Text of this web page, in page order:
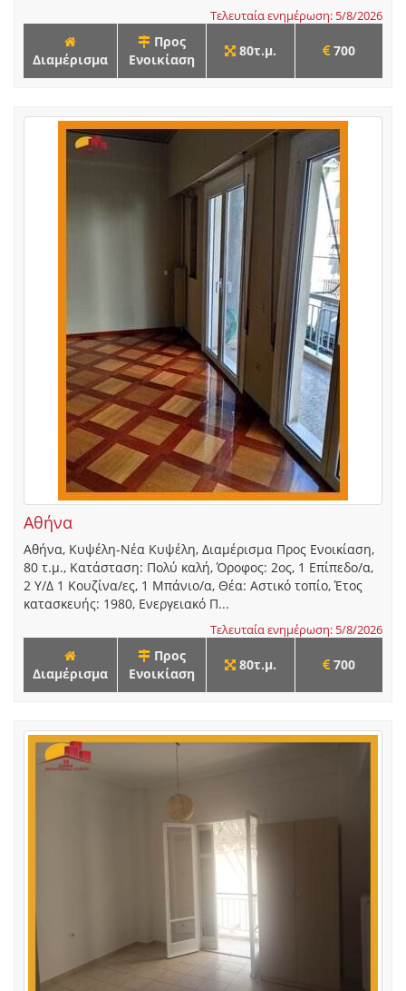
Τελευταία ενημέρωση: 5/8/2026
Διαμέρισμα
Προς
Ενοικίαση
80τ.μ. 700
Αθήνα
Αθήνα, Κυψέλη-Νέα Κυψέλη, Διαμέρισμα Προς Ενοικίαση,
80 τ.μ., Κατάσταση: Πολύ καλή, Όροφος: 2ος, 1 Επίπεδο/α,
2 Υ/Δ 1 Κουζίνα/ες, 1 Μπάνιο/α, Θέα: Αστικό τοπίο, Έτος
κατασκευής: 1980, Ενεργειακό Π...
Τελευταία ενημέρωση: 5/8/2026
Διαμέρισμα
Προς
Ενοικίαση
80τ.μ. 700